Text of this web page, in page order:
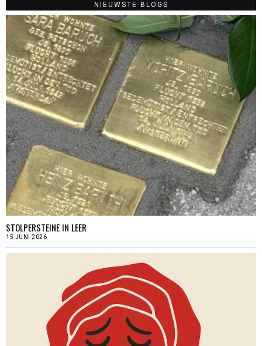
NIEUWSTE BLOGS
STOLPERSTEINE IN LEER
15 JUNI 2026